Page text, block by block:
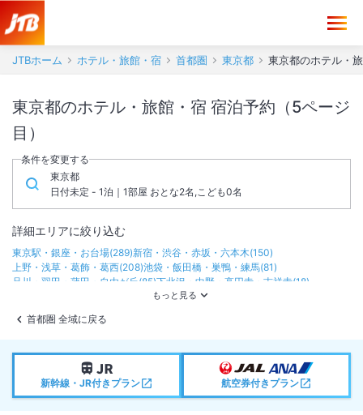
JTBホーム ホテル・旅館・宿 首都圏 東京都 東京都のホテル・
東京都のホテル・旅館・宿 宿泊予約（5ページ
目）
条件を変更する
東京都
日付未定 - 1泊｜1部屋 おとな2名,こども0名
詳細エリアに絞り込む
東京駅・銀座・お台場(289)新宿・渋谷・赤坂・六本木(150)
上野・浅草・葛飾・葛西(208)池袋・飯田橋・巣鴨・練馬(81)
品川・羽田・蒲田・自由が丘(85)下北沢・中野・高円寺・吉祥寺(18)
町田・八王子・高尾( 22)奥多摩
首都圏 全域に戻る
新幹線・JR付きプラン 航空券付きプラン